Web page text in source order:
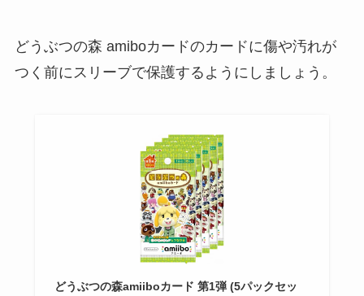
どうぶつの森 amiboカードのカードに傷や汚れが
つく前にスリーブで保護するようにしましょう。
どうぶつの森amiiboカード 第1弾 (5パックセッ